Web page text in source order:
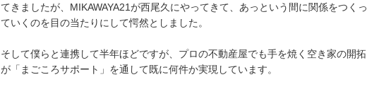
てきましたが、MIKAWAYA21が西尾久にやってきて、あっという間に関係をつくっ
ていくのを目の当たりにして愕然としました。
そして僕らと連携して半年ほどですが、プロの不動産屋でも手を焼く空き家の開拓
が「まごころサポート」を通して既に何件か実現しています。